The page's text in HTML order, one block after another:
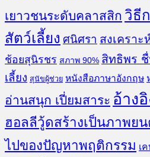
เยาวชนระดับคลาสสิก วิธี
สัตว์เลี้ยง ศนิศรา สงเคราะ
ช้อยสุนิรชร สภาพ 90% สิทธิพร
เลี้ยง สุนัขผู้ช่วย หนังสือภาษาอังกฤษ
อ่านสนุก เปี่ยมสาระ อ้าง
ฮอลลีวู้ดสร้างเป็นภาพย
ไปของปัญหาพฤติกรรม เ